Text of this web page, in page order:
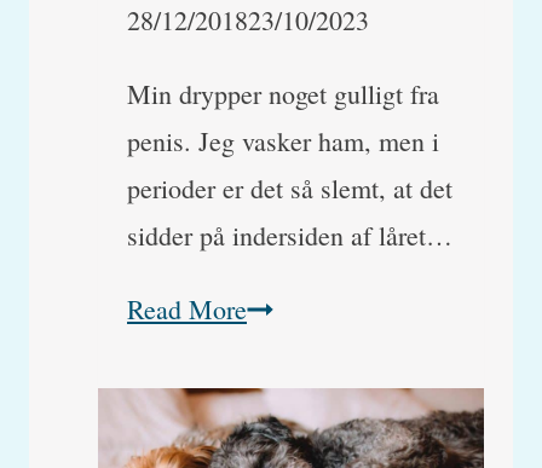
28/12/201823/10/2023
Min drypper noget gulligt fra
penis. Jeg vasker ham, men i
perioder er det så slemt, at det
sidder på indersiden af låret…
Read MoreMin
drypper
og